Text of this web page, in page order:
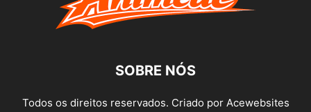
SOBRE NÓS
Todos os direitos reservados. Criado por Acewebsites